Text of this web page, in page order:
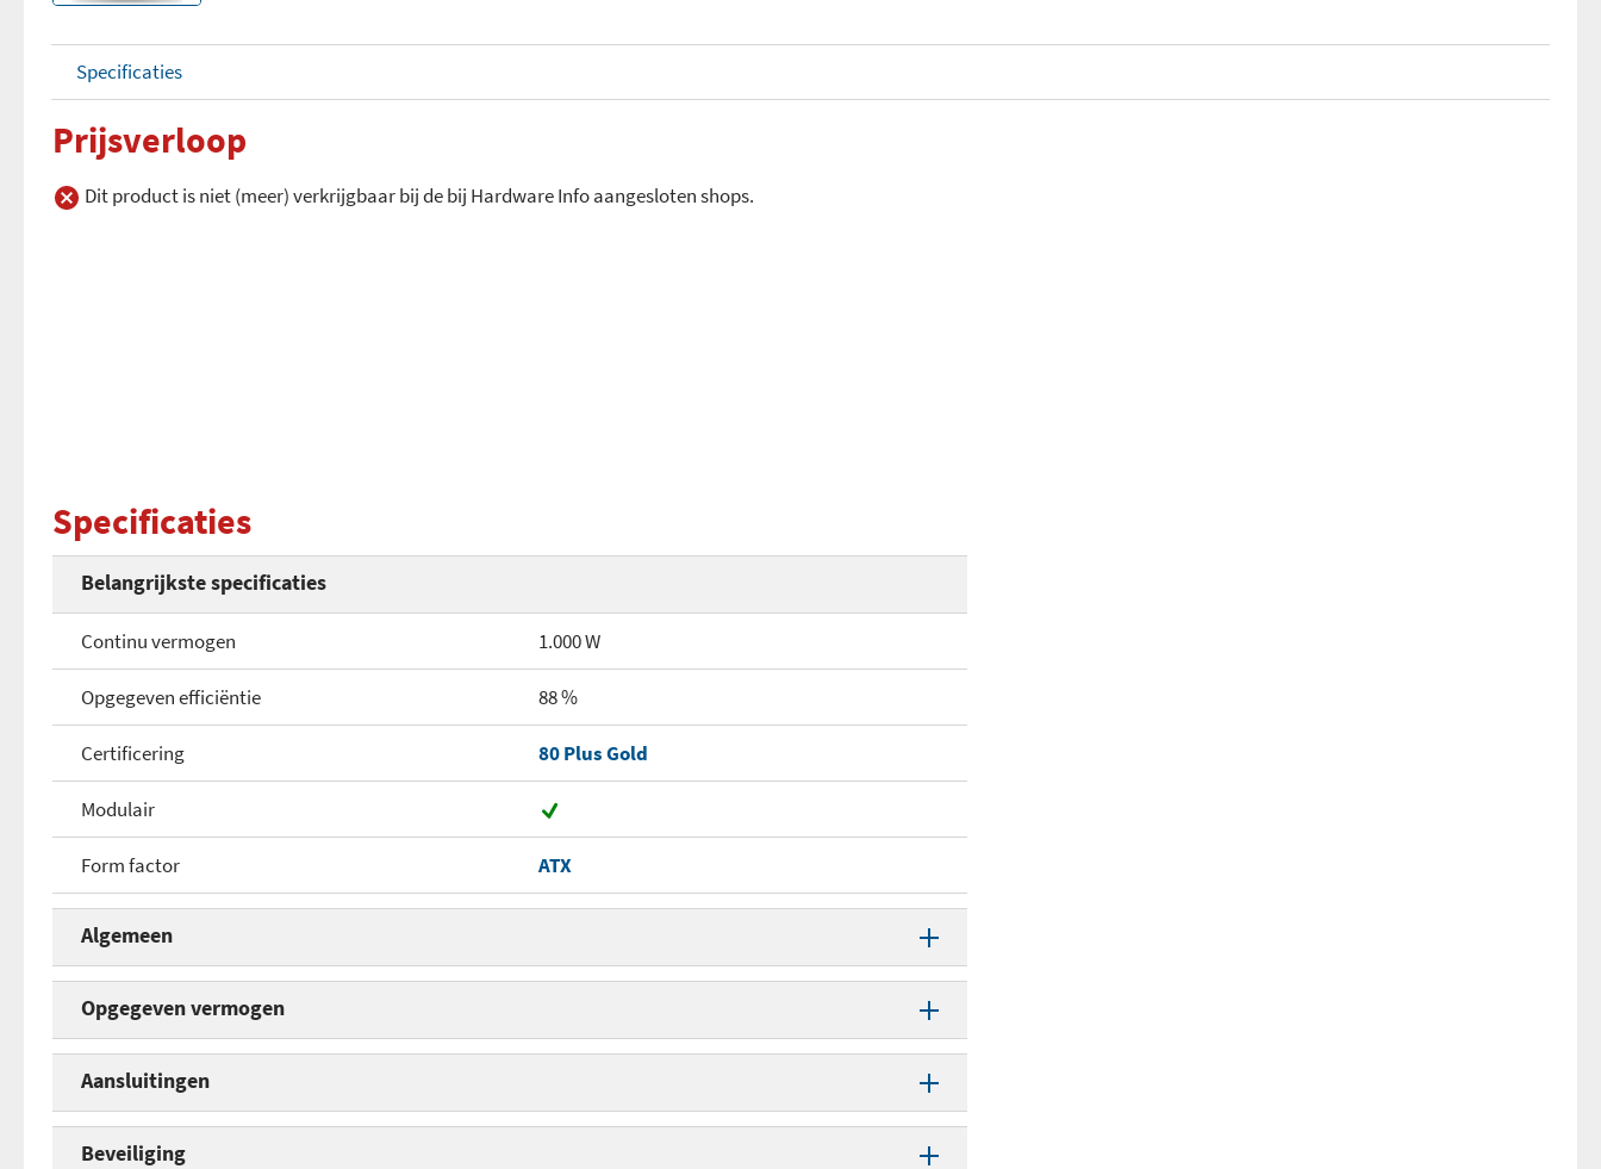
Specificaties
Prijsverloop
Dit product is niet (meer) verkrijgbaar bij de bij Hardware Info aangesloten shops.
Specificaties
Belangrijkste specificaties
Continu vermogen 1.000 W
Opgegeven efficiëntie 88 %
Certificering 80 Plus Gold
Modulair
Form factor ATX
Algemeen
Opgegeven efficiëntie 88 %
Certificering 80 Plus Gold
Modulair
Opgegeven vermogen
Amperage 12 V - Totaal
Amperage 5 V 24 A
Aansluitingen
Standaard molex
Beveiliging